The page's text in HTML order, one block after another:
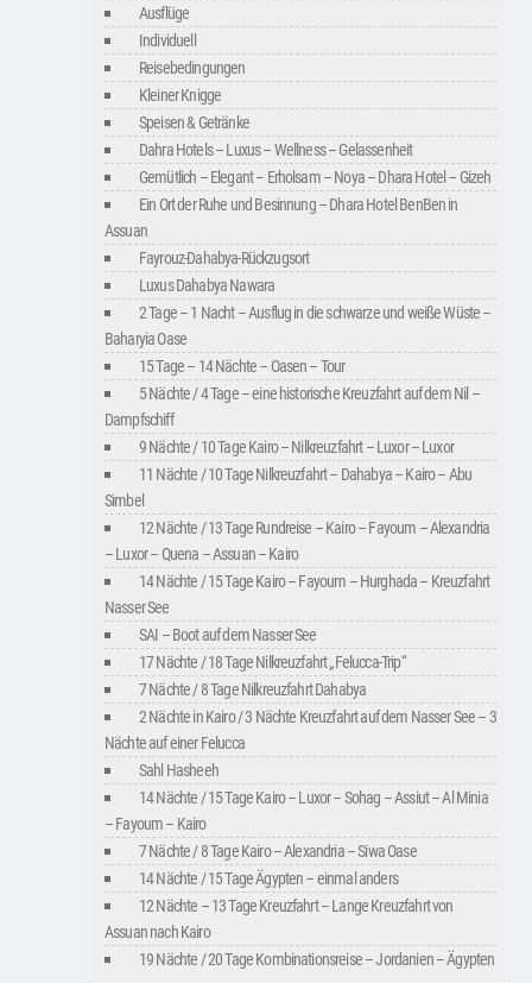
Ausflüge
Individuell
Reisebedingungen
Kleiner Knigge
Speisen & Getränke
Dahra Hotels – Luxus – Wellness – Gelassenheit
Gemütlich – Elegant – Erholsam – Noya – Dhara Hotel – Gizeh
Ein Ort der Ruhe und Besinnung – Dhara Hotel BenBen in
Assuan
Fayrouz-Dahabya-Rückzugsort
Luxus Dahabya Nawara
2 Tage – 1 Nacht – Ausflug in die schwarze und weiße Wüste –
Baharyia Oase
15 Tage – 14 Nächte – Oasen – Tour
5 Nächte / 4 Tage – eine historische Kreuzfahrt auf dem Nil –
Dampfschiff
9 Nächte / 10 Tage Kairo – Nilkreuzfahrt – Luxor – Luxor
11 Nächte / 10 Tage Nilkreuzfahrt – Dahabya – Kairo – Abu
Simbel
12 Nächte / 13 Tage Rundreise – Kairo – Fayoum – Alexandria
– Luxor – Quena – Assuan – Kairo
14 Nächte / 15 Tage Kairo – Fayoum – Hurghada – Kreuzfahrt
Nasser See
SAI – Boot auf dem Nasser See
17 Nächte / 18 Tage Nilkreuzfahrt „Felucca-Trip“
7 Nächte / 8 Tage Nilkreuzfahrt Dahabya
2 Nächte in Kairo / 3 Nächte Kreuzfahrt auf dem Nasser See – 3
Nächte auf einer Felucca
Sahl Hasheeh
14 Nächte / 15 Tage Kairo – Luxor – Sohag – Assiut – Al Minia
– Fayoum – Kairo
7 Nächte / 8 Tage Kairo – Alexandria – Siwa Oase
14 Nächte / 15 Tage Ägypten – einmal anders
12 Nächte – 13 Tage Kreuzfahrt – Lange Kreuzfahrt von
Assuan nach Kairo
19 Nächte / 20 Tage Kombinationsreise – Jordanien – Ägypten